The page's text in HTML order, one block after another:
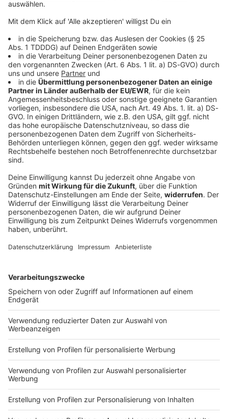
© dpa-infocom, dpa:250912-930-29303/1
DAS KÖNNTE DICH AUCH INTERESSIEREN
Bayern
Autofahrer rast der Polizei davon - bis an
einen Baum
riskanten Überholmanövern flüchtet ein 24-Jähriger
Baum. Die Ermittler bitten Zeugen um Hinweise.
DEINE GEMERKTEN ARTIKEL
Du hast dir noch keine Artikel gemerkt